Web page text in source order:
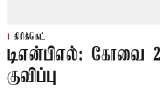
கிரிக்கெட்
டிஎன்பிஎல்: கோவை
குவிப்பு